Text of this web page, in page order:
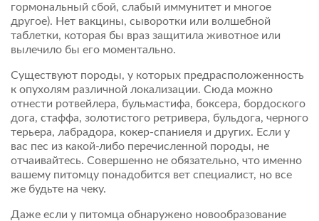
гормональный сбой, слабый иммунитет и многое
другое). Нет вакцины, сыворотки или волшебной
таблетки, которая бы враз защитила животное или
вылечило бы его моментально.
Существуют породы, у которых предрасположенность
к опухолям различной локализации. Сюда можно
отнести ротвейлера, бульмастифа, боксера, бордоского
дога, стаффа, золотистого ретривера, бульдога, черного
терьера, лабрадора, кокер-спаниеля и других. Если у
вас пес из какой-либо перечисленной породы, не
отчаивайтесь. Совершенно не обязательно, что именно
вашему питомцу понадобится вет специалист, но все
же будьте на чеку.
Даже если у питомца обнаружено новообразование